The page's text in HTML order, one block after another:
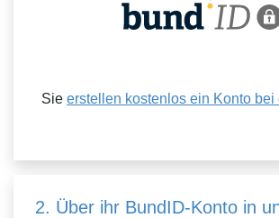
Sie erstellen kostenlos ein Konto bei
2. Über ihr BundID-Konto in